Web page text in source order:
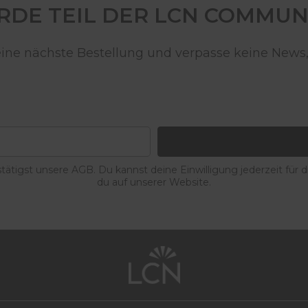
TEIL DER LCN
nächste Bestellung und verpasse keine
unsere AGB. Du kannst deine Einwilligung jederzeit
du auf unserer Website.